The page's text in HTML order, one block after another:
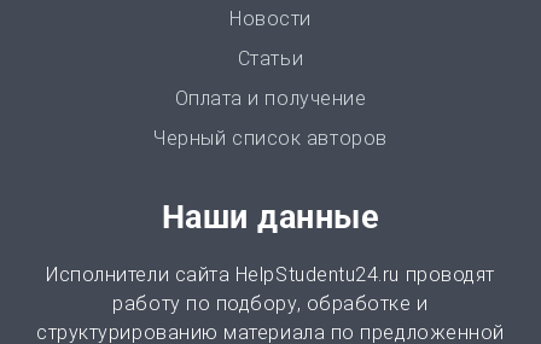
от 2 часов | от 500 ₽
от 3 часов | от 500 ₽
от 2 часов | от 300 ₽
Рецензия
от 2 часов | от 500 ₽
Новости
Статьи
Оплата и получение
Черный список авторов
Наши данные
Исполнители сайта HelpStudentu24.ru проводят
работу по подбору, обработке и
структурированию материала по предложенной